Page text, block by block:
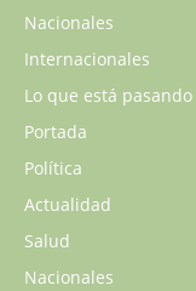
Nacionales
Internacionales
Lo que está pasando
Portada
Política
Actualidad
Salud
Nacionales